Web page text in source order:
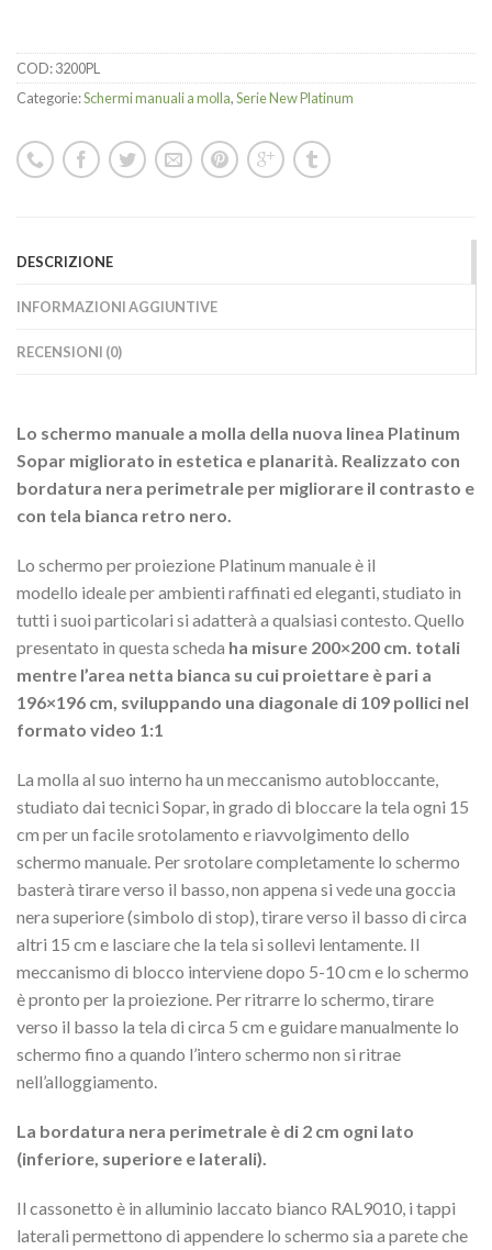
COD:3200PL
Categorie:Schermi manuali a molla,Serie New Platinum
DESCRIZIONE
INFORMAZIONI AGGIUNTIVE
RECENSIONI (0)
Lo schermo manuale a molla della nuova linea Platinum
Sopar migliorato in estetica e planarità. Realizzato con
bordatura nera perimetrale per migliorare il contrasto e
con tela bianca retro nero.
Lo schermo per proiezione Platinum manuale è il
modello ideale per ambienti raffinati ed eleganti, studiato in
tutti i suoi particolari si adatterà a qualsiasi contesto. Quello
presentato in questa scheda ha misure 200×200 cm. totali
mentre l’area netta bianca su cui proiettare è pari a
196×196 cm, sviluppando una diagonale di 109 pollici nel
formato video 1:1
La molla al suo interno ha un meccanismo autobloccante,
studiato dai tecnici Sopar, in grado di bloccare la tela ogni 15
cm per un facile srotolamento e riavvolgimento dello
schermo manuale. Per srotolare completamente lo schermo
basterà tirare verso il basso, non appena si vede una goccia
nera superiore (simbolo di stop), tirare verso il basso di circa
altri 15 cm e lasciare che la tela si sollevi lentamente. Il
meccanismo di blocco interviene dopo 5-10 cm e lo schermo
è pronto per la proiezione. Per ritrarre lo schermo, tirare
verso il basso la tela di circa 5 cm e guidare manualmente lo
schermo fino a quando l’intero schermo non si ritrae
nell’alloggiamento.
La bordatura nera perimetrale è di 2 cm ogni lato
(inferiore, superiore e laterali).
Il cassonetto è in alluminio laccato bianco RAL9010, i tappi
laterali permettono di appendere lo schermo sia a parete che